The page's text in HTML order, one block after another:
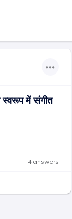
स्वरूप में संगीत
4 answers